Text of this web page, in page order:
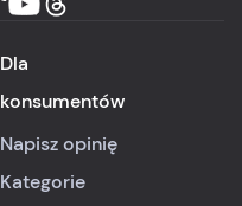
Dla
konsumentów
Napisz opinię
Kategorie